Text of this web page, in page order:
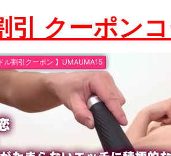
引 クーポン